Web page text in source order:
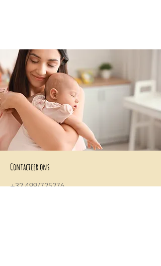
Contacteer ons
+32 499/725276